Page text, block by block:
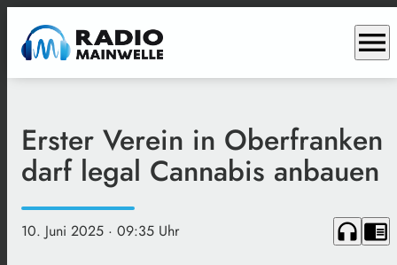
menu
Erster Verein in Oberfranken
darf legal Cannabis anbauen
10. Juni 2025 · 09:35 Uhr headphones chrome_reader_mode